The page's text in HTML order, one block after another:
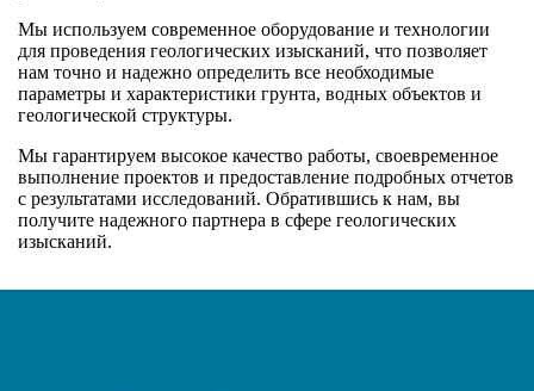
Мы используем современное оборудование и технологии
для проведения геологических изысканий, что позволяет
нам точно и надежно определить все необходимые
параметры и характеристики грунта, водных объектов и
геологической структуры.
Мы гарантируем высокое качество работы, своевременное
выполнение проектов и предоставление подробных отчетов
с результатами исследований. Обратившись к нам, вы
получите надежного партнера в сфере геологических
изысканий.